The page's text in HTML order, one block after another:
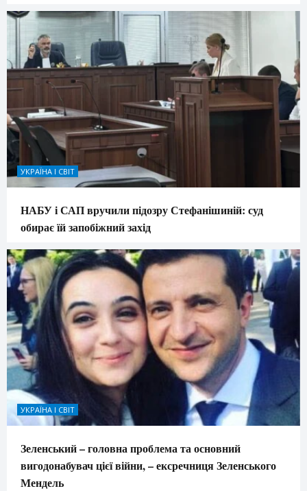
УКРАЇНА І СВІТ
НАБУ і САП вручили підозру Стефанішиній: суд
обирає їй запобіжний захід
УКРАЇНА І СВІТ
Зеленський – головна проблема та основний
вигодонабувач цієї війни, – ексречниця Зеленського
Мендель